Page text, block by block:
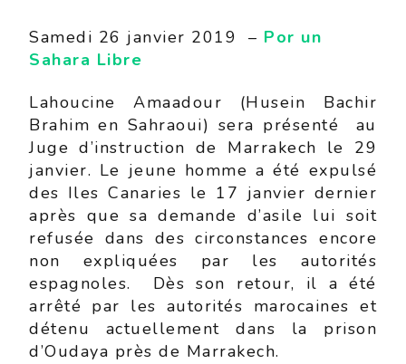
Samedi 26 janvier 2019 – Por un
Sahara Libre
Lahoucine Amaadour (Husein Bachir
Brahim en Sahraoui) sera présenté au
Juge d’instruction de Marrakech le 29
janvier. Le jeune homme a été expulsé
des Iles Canaries le 17 janvier dernier
après que sa demande d’asile lui soit
refusée dans des circonstances encore
non expliquées par les autorités
espagnoles. Dès son retour, il a été
arrêté par les autorités marocaines et
détenu actuellement dans la prison
d’Oudaya près de Marrakech.